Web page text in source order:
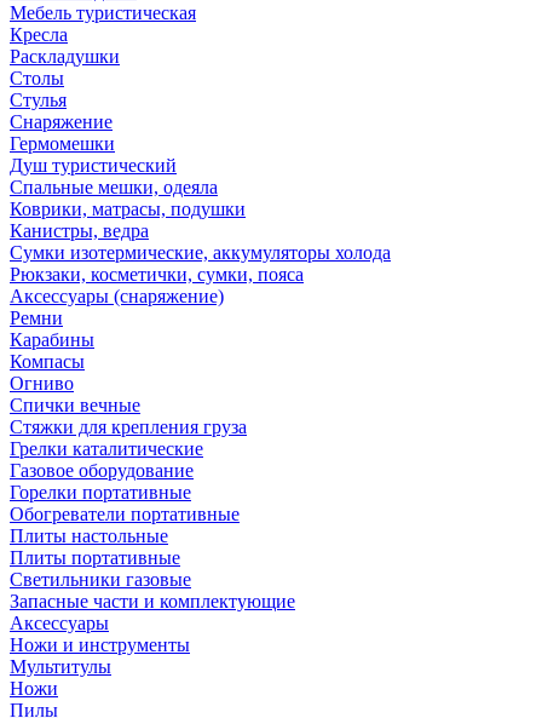
Мебель туристическая
Кресла
Раскладушки
Столы
Стулья
Снаряжение
Гермомешки
Душ туристический
Спальные мешки, одеяла
Коврики, матрасы, подушки
Канистры, ведра
Сумки изотермические, аккумуляторы холода
Рюкзаки, косметички, сумки, пояса
Аксессуары (снаряжение)
Ремни
Карабины
Компасы
Огниво
Спички вечные
Стяжки для крепления груза
Грелки каталитические
Газовое оборудование
Горелки портативные
Обогреватели портативные
Плиты настольные
Плиты портативные
Светильники газовые
Запасные части и комплектующие
Аксессуары
Ножи и инструменты
Мультитулы
Ножи
Пилы